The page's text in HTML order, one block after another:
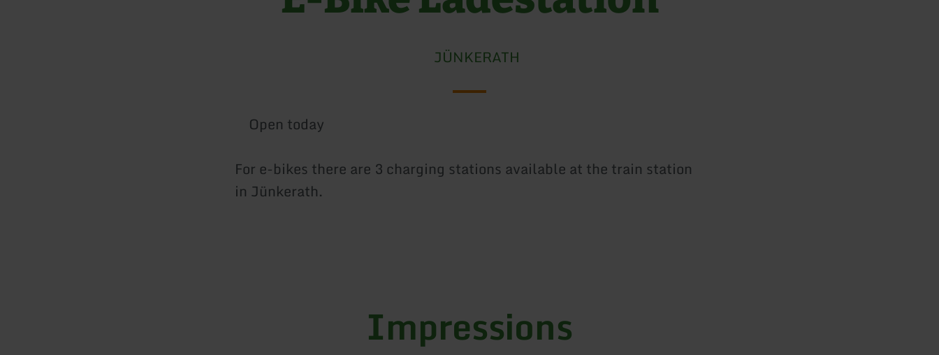
JÜNKERATH
Open today
For e-bikes there are 3 charging stations available at the train station
in Jünkerath.
Impressions